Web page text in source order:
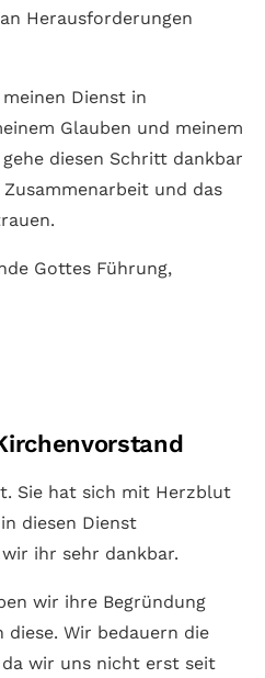
Herausforderungen
Dienst in
Glauben und meinem
diesen Schritt dankbar
und das
Gottes Führung,
Sie hat sich mit Herzblut
diesen Dienst
ihr sehr dankbar.
wir ihre Begründung
Wir bedauern die
wir uns nicht erst seit